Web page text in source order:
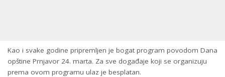
Kao i svake godine pripremljen je bogat program povodom Dana
opštine Prnjavor 24. marta. Za sve događaje koji se organizuju
prema ovom programu ulaz je besplatan.